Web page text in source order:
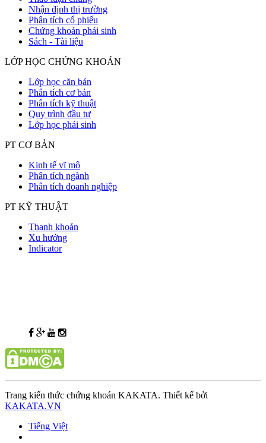
Nhận định thị trường
Phân tích cổ phiếu
Chứng khoán phái sinh
Sách - Tài liệu
LỚP HỌC CHỨNG KHOÁN
Lớp học căn bản
Phân tích cơ bản
Phân tích kỹ thuật
Quy trình đầu tư
Lớp học phái sinh
PT CƠ BẢN
Kinh tế vĩ mô
Phân tích ngành
Phân tích doanh nghiệp
PT KỸ THUẬT
Thanh khoản
Xu hướng
Indicator
Trang kiến thức chứng khoán KAKATA. Thiết kế bởi
KAKATA.VN
Tiếng Việt